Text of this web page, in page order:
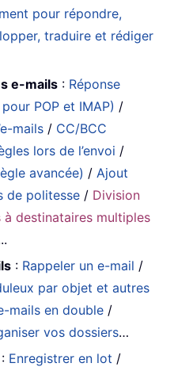
pour répondre,
traduire et rédiger
e-mails : Réponse
POP et IMAP) /
mails / CC/BCC
lors de l’envoi /
avancée) / Ajout
de politesse / Division
destinataires multiples
: Rappeler un e-mail /
par objet et autres
mails en double /
vos dossiers…
: Enregistrer en lot /